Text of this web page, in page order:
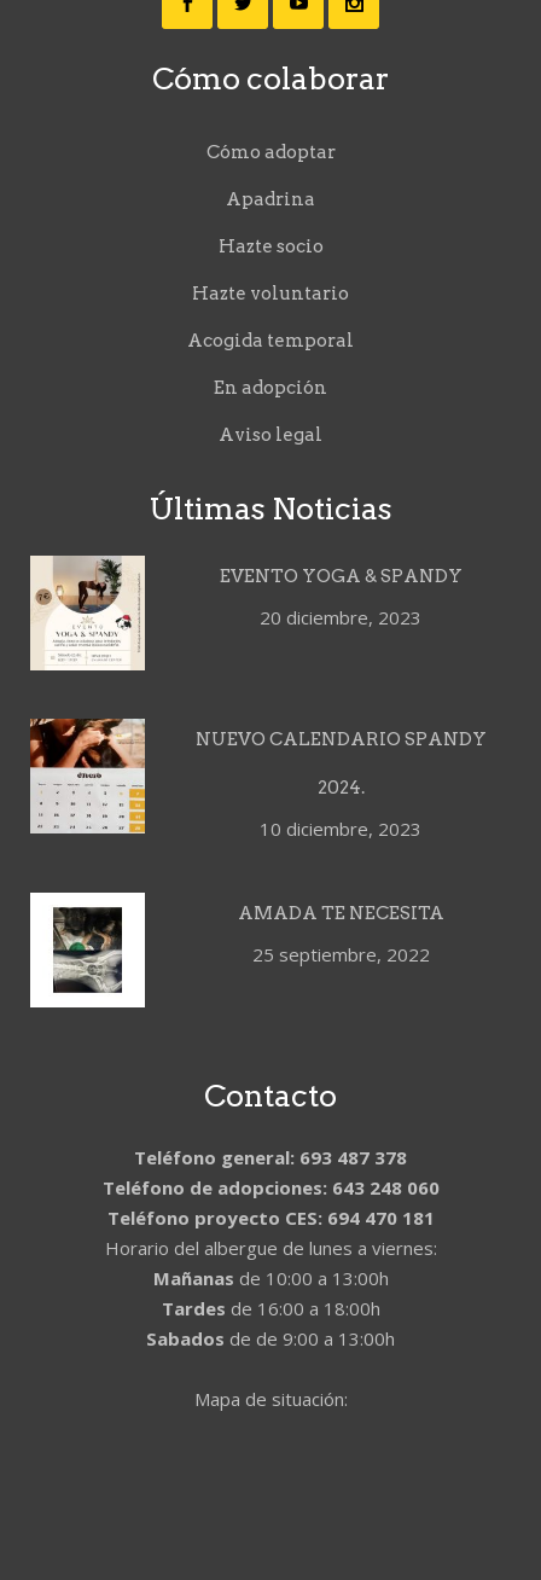
Cómo colaborar
Cómo adoptar
Apadrina
Hazte socio
Hazte voluntario
Acogida temporal
En adopción
Aviso legal
Últimas Noticias
EVENTO YOGA & SPANDY
20 diciembre, 2023
NUEVO CALENDARIO SPANDY
2024.
10 diciembre, 2023
AMADA TE NECESITA
25 septiembre, 2022
Contacto
Teléfono general: 693 487 378
Teléfono de adopciones: 643 248 060
Teléfono proyecto CES: 694 470 181
Horario del albergue de lunes a viernes:
Mañanas de 10:00 a 13:00h
Tardes de 16:00 a 18:00h
Sabados de de 9:00 a 13:00h
Mapa de situación: